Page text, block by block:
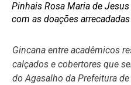
Pinhais Rosa Maria de
com as doações
Gincana entre acadêmicos
calçados e cobertores que
do Agasalho da Prefeitura